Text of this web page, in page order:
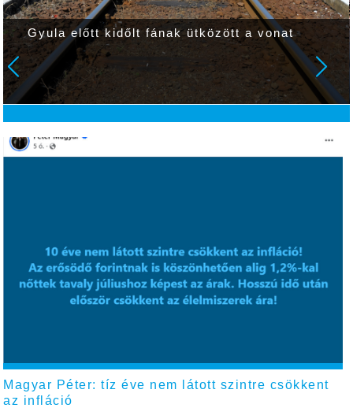
Gyula előtt kidőlt fának ütközött a vonat
Magyar Péter: tíz éve nem látott szintre csökkent
az infláció